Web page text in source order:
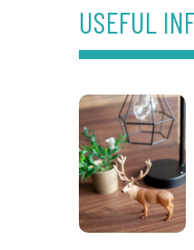
USEFUL